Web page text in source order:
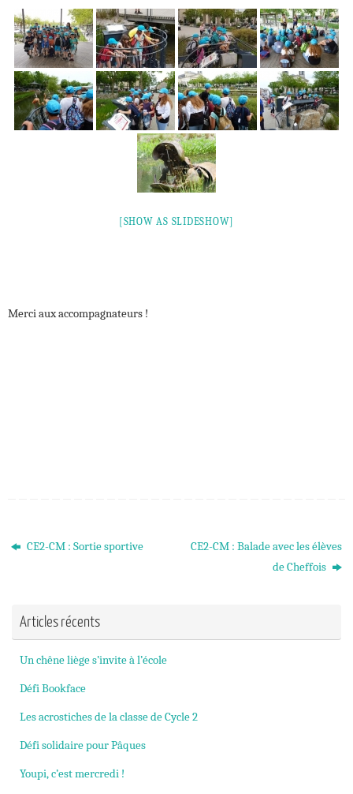
[SHOW AS SLIDESHOW]
Merci aux accompagnateurs !
CE2-CM : Sortie sportive
CE2-CM : Balade avec les élèves
de Cheffois
Articles récents
Un chêne liège s’invite à l’école
Défi Bookface
Les acrostiches de la classe de Cycle 2
Défi solidaire pour Pâques
Youpi, c’est mercredi !